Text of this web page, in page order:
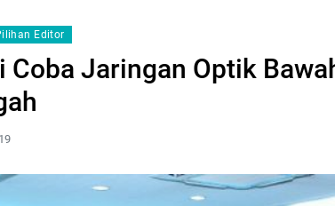
Editor
Coba Jaringan Optik